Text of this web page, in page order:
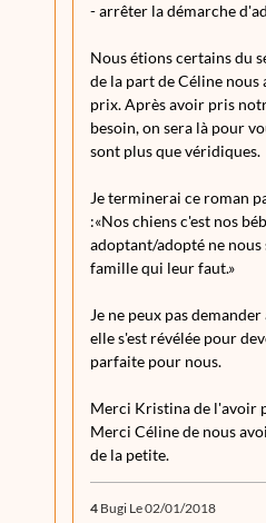
- arrêter la démarche
Nous étions certains du
de la part de Céline
prix. Après avoir pris
besoin, on sera là pour
sont plus que véridiques.
Je terminerai ce roman
:«Nos chiens c'est nos
adoptant/adopté ne
famille qui leur faut.»
Je ne peux pas
elle s'est révélée pour
parfaite pour nous.
Merci Kristina de l'avoir
Merci Céline de nous
de la petite.
4 Bugi Le 02/01/2018